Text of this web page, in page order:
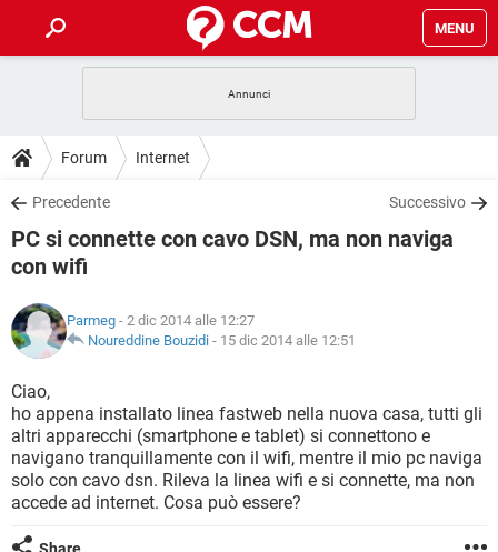
MENU
INTRATTENIMENTO
iOS
INSTAGRAM WHATSAPP
TIKTOK
HARDWARE
GUIDE
COVID-19
iOS
TIKTOK FACEBOOK
DOWNLOAD
COVID-19 GAMING
INTRATTENIMENTO
iOS
INSTAGRAM
TIKTOK
HARDWARE
INTRATTENIMENTO ANDROID
INSTAGRAM WHATSAPP
TIKTOK FACEBOOK
HARDWARE
GLOSSARIO
COVID-19
INTRATTENIMENTO
iOS WINDOWS 10
INSTAGRAM WHATSAPP
TIKTOK FACEBOOK
HARDWARE
Forum Internet
Precedente Successivo
PC si connette con cavo DSN, ma non naviga
con wifi
Parmeg - 2 dic 2014 alle 12:27
Noureddine Bouzidi - 15 dic 2014 alle 12:51
Ciao,
ho appena installato linea fastweb nella nuova casa, tutti gli
altri apparecchi (smartphone e tablet) si connettono e
navigano tranquillamente con il wifi, mentre il mio pc naviga
solo con cavo dsn. Rileva la linea wifi e si connette, ma non
accede ad internet. Cosa può essere?